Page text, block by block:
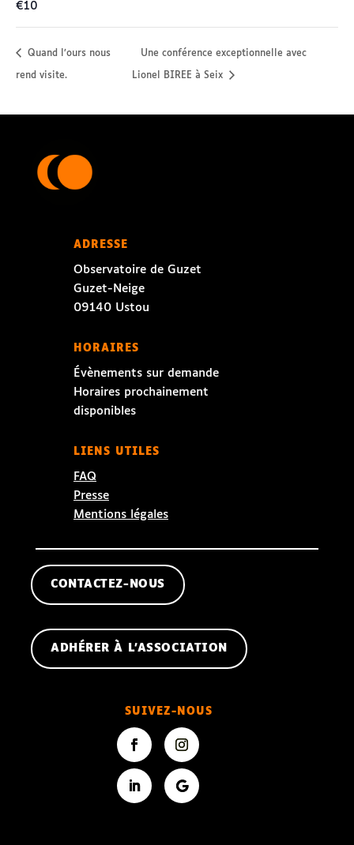
€10
Quand l’ours nous
rend visite.
Une conférence exceptionnelle avec
Lionel BIREE à Seix
ADRESSE
Observatoire de Guzet
Guzet-Neige
09140 Ustou
HORAIRES
Évènements sur demande
Horaires prochainement
disponibles
LIENS UTILES
FAQ
Presse
Mentions légales
CONTACTEZ-NOUS
ADHÉRER À L'ASSOCIATION
SUIVEZ-NOUS